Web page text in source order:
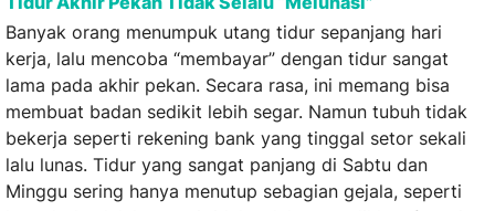
Banyak orang menumpuk utang tidur sepanjang hari
kerja, lalu mencoba “membayar” dengan tidur sangat
lama pada akhir pekan. Secara rasa, ini memang bisa
membuat badan sedikit lebih segar. Namun tubuh tidak
bekerja seperti rekening bank yang tinggal setor sekali
lalu lunas. Tidur yang sangat panjang di Sabtu dan
Minggu sering hanya menutup sebagian gejala, seperti